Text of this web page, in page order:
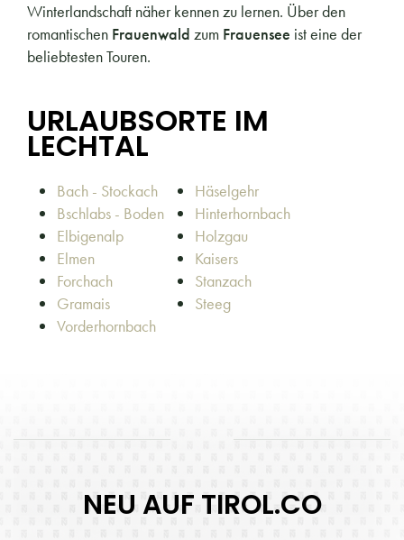
Winterlandschaft näher kennen zu lernen. Über den
romantischen Frauenwald zum Frauensee ist eine der
beliebtesten Touren.
URLAUBSORTE IM
LECHTAL
Bach - Stockach
Bschlabs - Boden
Elbigenalp
Elmen
Forchach
Gramais
Vorderhornbach
Häselgehr
Hinterhornbach
Holzgau
Kaisers
Stanzach
Steeg
NEU AUF TIROL.CO